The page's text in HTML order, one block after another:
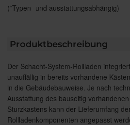
(*Typen- und ausstattungsabhängig)
Produktbeschreibung
Der Schacht-System-Rollladen
unauffällig in bereits vorhandene
in die Gebäudebauweise. Je nach
Ausstattung des bauseitig vorhandenen
Sturzkastens kann der Lieferumfang
Rollladenkomponenten angepasst